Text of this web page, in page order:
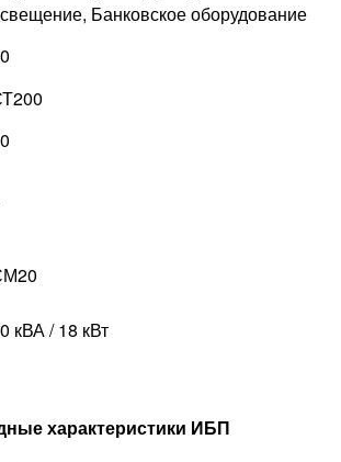
Банковское оборудование
кВА / 18 кВт
характеристики ИБП